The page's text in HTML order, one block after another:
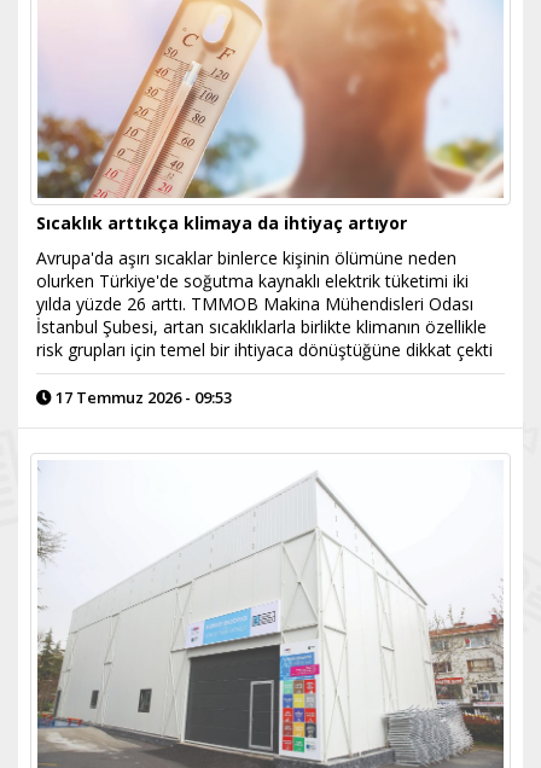
Sıcaklık arttıkça klimaya da ihtiyaç artıyor
Avrupa'da aşırı sıcaklar binlerce kişinin ölümüne neden
olurken Türkiye'de soğutma kaynaklı elektrik tüketimi iki
yılda yüzde 26 arttı. TMMOB Makina Mühendisleri Odası
İstanbul Şubesi, artan sıcaklıklarla birlikte klimanın özellikle
risk grupları için temel bir ihtiyaca dönüştüğüne dikkat çekti
17 Temmuz 2026 - 09:53